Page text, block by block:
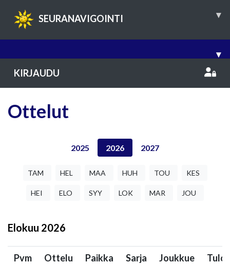
SEURANAVIGOINTI ▾
▾
KIRJAUDU
Ottelut
2025 2026 2027
TAM HEL MAA HUH TOU KES
HEI ELO SYY LOK MAR JOU
Elokuu 2026
Pvm Ottelu Paikka Sarja Joukkue Tulos